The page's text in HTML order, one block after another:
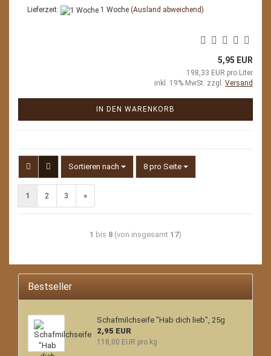
Lieferzeit: 1 Woche (Ausland abweichend)
5,95 EUR
198,33 EUR pro Liter
inkl. 19% MwSt. zzgl. Versand
IN DEN WARENKORB
Sortieren nach
Sortieren nach 8 pro Seite
pro Seite
1 2 3 »
1 bis 8 (von insgesamt 17)
Bestseller
Schafmilchseife "Hab dich lieb", 25g
2,95 EUR
118,00 EUR pro kg